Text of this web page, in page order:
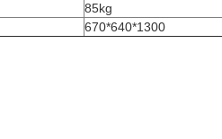
85kg
670*640*1300